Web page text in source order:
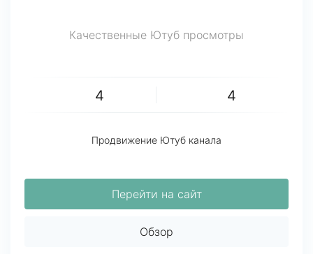
Качественные Ютуб просмотры
4 4
Продвижение Ютуб канала
Перейти на сайт
Обзор